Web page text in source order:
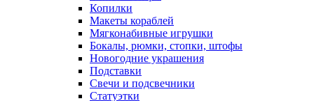
Копилки
Макеты кораблей
Мягконабивные игрушки
Бокалы, рюмки, стопки, штофы
Новогодние украшения
Подставки
Свечи и подсвечники
Статуэтки